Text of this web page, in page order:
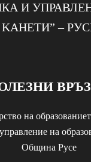
И
KАНЕТИ” –
на
на
Община Русе